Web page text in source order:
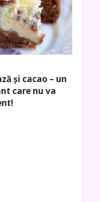
și cacao – un
care nu va